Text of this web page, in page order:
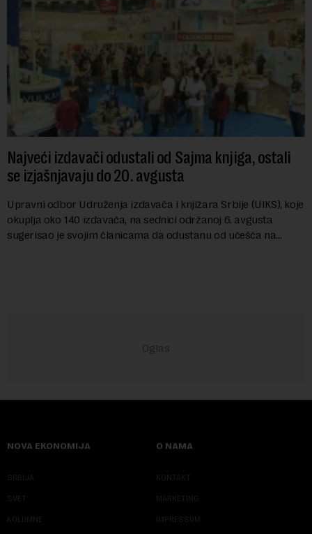
Najveći izdavači odustali od Sajma knjiga, ostali
se izjašnjavaju do 20. avgusta
Upravni odbor Udruženja izdavača i knjižara Srbije (UIKS), koje
okuplja oko 140 izdavača, na sednici održanoj 6. avgusta
sugerisao je svojim članicama da odustanu od učešća na
NOVA EKONOMIJA
SRBIJA
SVET
KOLUMNE
O NAMA
KONTAKT
MARKETING
IMPRESSUM